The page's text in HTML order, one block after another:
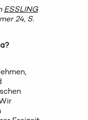
ESSLING
24, S.